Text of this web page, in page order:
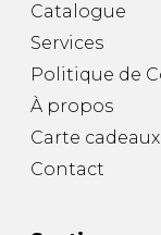
Catalogue
Services
Politique de
À propos
Carte cadeaux
Contact